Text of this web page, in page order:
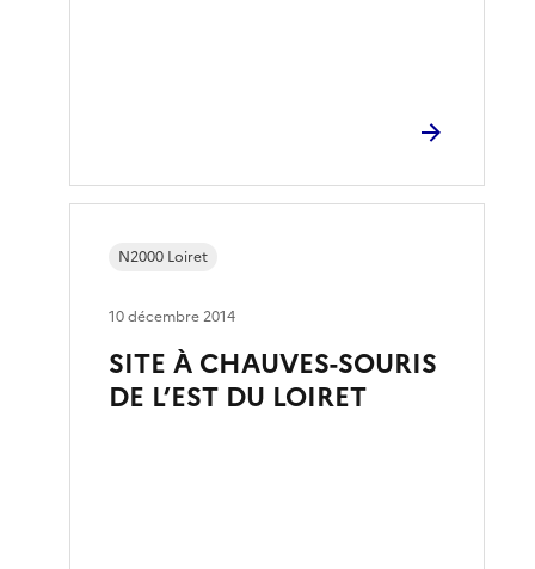
SITE À CHAUVES-SOURIS
DE L’EST DU LOIRET
N2000 Loiret
10 décembre 2014